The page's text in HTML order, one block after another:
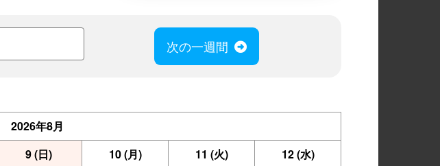
次の一週間
2026年8月
9(日) 10(月) 11 (火) 12(水)